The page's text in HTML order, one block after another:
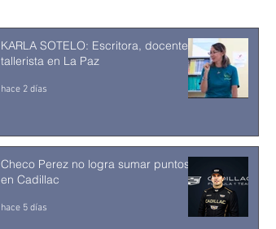
KARLA SOTELO: Escritora, docente y
tallerista en La Paz
hace 2 días
Checo Perez no logra sumar puntos
en Cadillac
hace 5 días